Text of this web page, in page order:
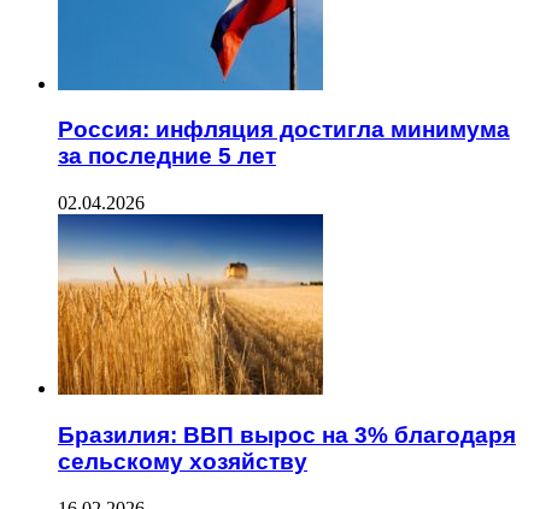
Россия: инфляция достигла минимума
за последние 5 лет
02.04.2026
Бразилия: ВВП вырос на 3% благодаря
сельскому хозяйству